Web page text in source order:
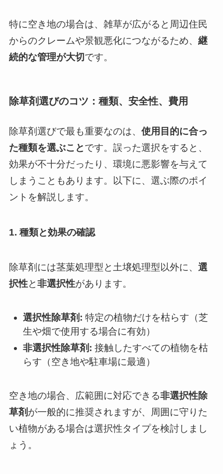
特に空き地の場合は、雑草が広がると周辺住民
からのクレームや景観悪化につながるため、 継
続的な管理が大切です。
除草剤選びのコツ：種類、安全性、費用
除草剤選びで最も重要なのは、 使用目的に合っ
た種類を選ぶことです。誤った選択をすると、
効果が不十分だったり、環境に悪影響を与えて
しまうこともあります。以下に、選ぶ際のポイ
ントを解説します。
1. 種類と効果の確認
除草剤には茎葉処理型と土壌処理型以外に、 選
択性と非選択性があります。
選択性除草剤: 特定の植物だけを枯らす（芝
生や畑で使用する場合に有効）
非選択性除草剤: 接触したすべての植物を枯
らす（空き地や駐車場に最適）
空き地の場合、広範囲に対応できる非選択性除
草剤が一般的に推奨されますが、周囲に守りた
い植物がある場合は選択性タイプを検討しまし
ょう。